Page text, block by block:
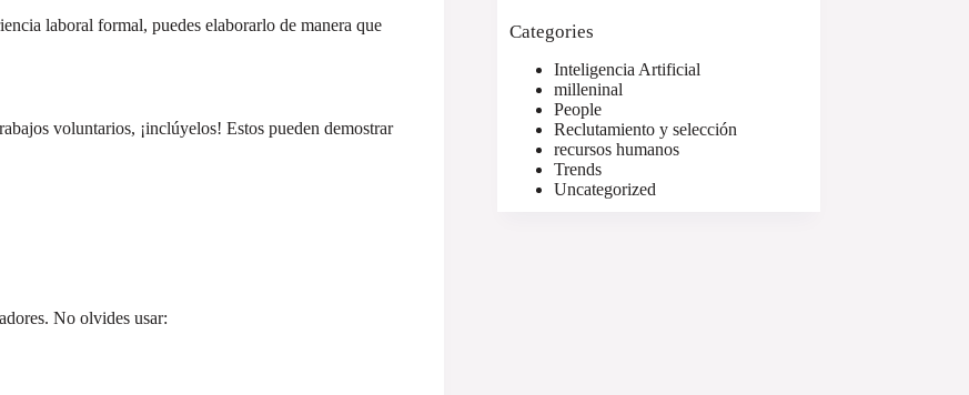
laboral formal, puedes elaborarlo de manera que
voluntarios, ¡inclúyelos! Estos pueden demostrar
No olvides usar:
Categories
Inteligencia Artificial
milleninal
People
Reclutamiento y selección
recursos humanos
Trends
Uncategorized